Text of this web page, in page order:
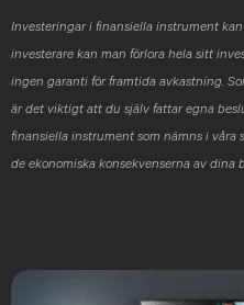
Investeringar i finansiella instrument
investerare kan man förlora hela sitt
ingen garanti för framtida avkastning.
är det viktigt att du själv fattar egna
finansiella instrument som nämns i våra
de ekonomiska konsekvenserna av dina